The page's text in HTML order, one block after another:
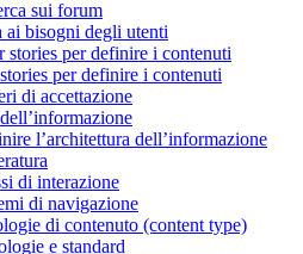
sui forum
ai bisogni degli utenti
stories per definire i contenuti
per definire i contenuti
di accettazione
l’architettura dell’informazione
di interazione
di navigazione
di contenuto (content type)
e standard